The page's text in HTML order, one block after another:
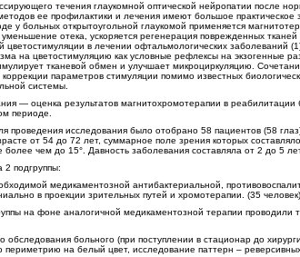
течения глаукомной оптической нейропатии после
ее профилактики и лечения имеют большое
у больных открытоугольной глаукомой применяется
отека, ускоряется регенерация поврежденных
в лечении офтальмологических заболеваний
на цветостимуляцию как условные рефлексы на экзогенные
тканевой обмен и улучшает микроциркуляцию.
параметров стимуляции помимо известных
системы.
— оценка результатов магнитохромотерапии в реабилитации
периоде.
исследования было отобрано 58 пациентов (58
от 54 до 72 лет, суммарное поле зрения которых
чем до 15°. Давность заболевания составляла от 2 до 5
2 подгруппы:
медикаментозной антибактериальной,
в проекции зрительных путей и хромотерапии. (35
на фоне аналогичной медикаментозной терапии проводили
обследования больного (при поступлении в стационар до
периметрию на белый цвет, исследование паттерн –